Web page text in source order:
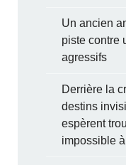
Un ancien
piste contre
agressifs
Derrière la
destins
espèrent
impossible